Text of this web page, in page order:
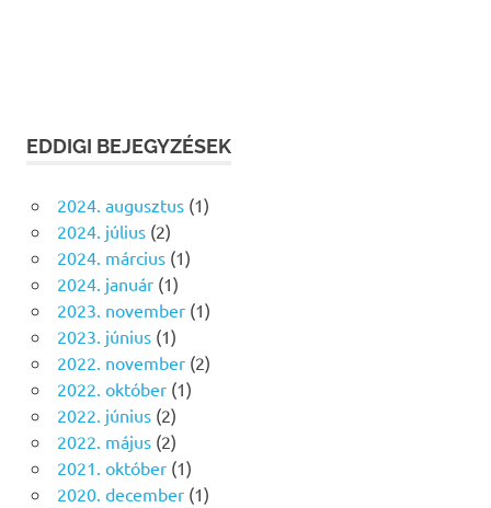
EDDIGI BEJEGYZÉSEK
2024. augusztus(1)
2024. július(2)
2024. március(1)
2024. január(1)
2023. november(1)
2023. június(1)
2022. november(2)
2022. október(1)
2022. június(2)
2022. május(2)
2021. október(1)
2020. december(1)